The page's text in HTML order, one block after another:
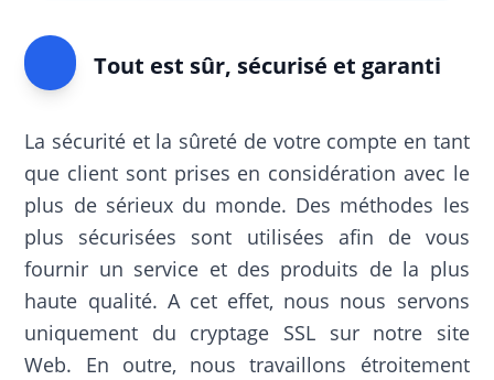
Tout est sûr, sécurisé et garanti
La sécurité et la sûreté de votre compte en tant
que client sont prises en considération avec le
plus de sérieux du monde. Des méthodes les
plus sécurisées sont utilisées afin de vous
fournir un service et des produits de la plus
haute qualité. A cet effet, nous nous servons
uniquement du cryptage SSL sur notre site
Web. En outre, nous travaillons étroitement